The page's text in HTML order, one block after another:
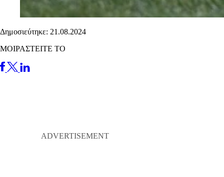
Δημοσιεύτηκε: 21.08.2024
ΜΟΙΡΑΣΤΕΙΤΕ ΤΟ